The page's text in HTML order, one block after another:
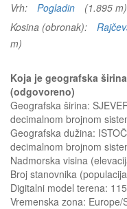
Vrh:
Pogladin (1.895
Kosina (obronak):
m)
Koja je geografska
(odgovoreno)
Geografska širina:
decimalnom brojnom
Geografska dužina:
decimalnom brojnom
Nadmorska visina
Broj stanovnika
Digitalni model terena:
Vremenska zona: Europe/